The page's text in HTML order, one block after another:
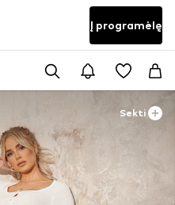
Į programėlę
Sekti